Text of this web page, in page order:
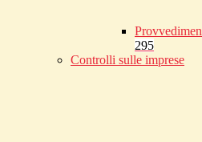
295
Controlli sulle imprese